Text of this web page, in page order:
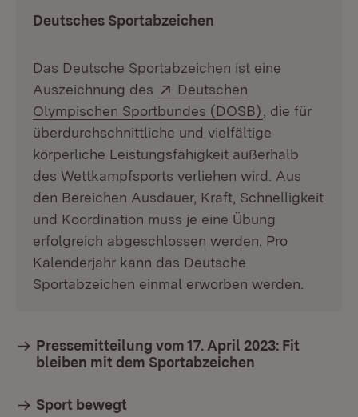
Deutsches Sportabzeichen
Das Deutsche Sportabzeichen ist eine
Auszeichnung des
Extern:
Deutschen
Olympischen Sportbundes (DOSB) (Öffnet in
, die für
überdurchschnittliche und vielfältige
körperliche Leistungsfähigkeit außerhalb
des Wettkampfsports verliehen wird. Aus
den Bereichen Ausdauer, Kraft, Schnelligkeit
und Koordination muss je eine Übung
erfolgreich abgeschlossen werden. Pro
Kalenderjahr kann das Deutsche
Sportabzeichen einmal erworben werden.
Pressemitteilung vom 17. April 2023: Fit
bleiben mit dem Sportabzeichen
Sport bewegt